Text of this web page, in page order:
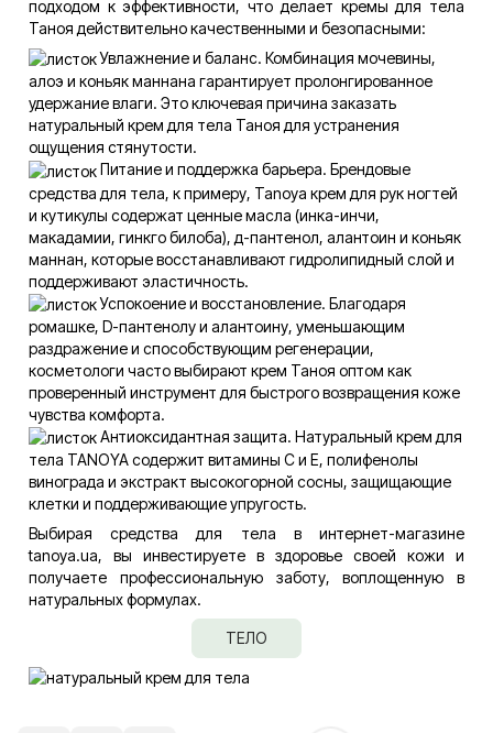
подходом к эффективности, что делает кремы для тела
Таноя действительно качественными и безопасными:
Увлажнение и баланс. Комбинация мочевины,
алоэ и коньяк маннана гарантирует пролонгированное
удержание влаги. Это ключевая причина заказать
натуральный крем для тела Таноя для устранения
ощущения стянутости.
Питание и поддержка барьера. Брендовые
средства для тела, к примеру, Tanoya крем для рук ногтей
и кутикулы содержат ценные масла (инка-инчи,
макадамии, гинкго билоба), д-пантенол, алантоин и коньяк
маннан, которые восстанавливают гидролипидный слой и
поддерживают эластичность.
Успокоение и восстановление. Благодаря
ромашке, D-пантенолу и алантоину, уменьшающим
раздражение и способствующим регенерации,
косметологи часто выбирают крем Таноя оптом как
проверенный инструмент для быстрого возвращения коже
чувства комфорта.
Антиоксидантная защита. Натуральный крем для
тела TANOYA содержит витамины C и E, полифенолы
винограда и экстракт высокогорной сосны, защищающие
клетки и поддерживающие упругость.
Выбирая средства для тела в интернет-магазине
tanoya.ua, вы инвестируете в здоровье своей кожи и
получаете профессиональную заботу, воплощенную в
натуральных формулах.
ТЕЛО